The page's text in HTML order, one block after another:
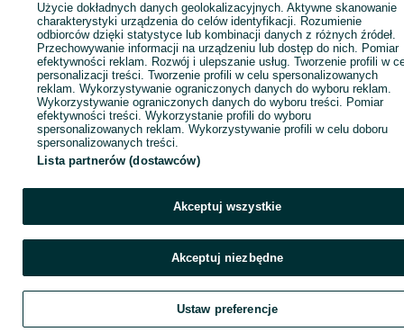
Użycie dokładnych danych geolokalizacyjnych. Aktywne skanowanie
charakterystyki urządzenia do celów identyfikacji. Rozumienie
odbiorców dzięki statystyce lub kombinacji danych z różnych źródeł.
Przechowywanie informacji na urządzeniu lub dostęp do nich. Pomiar
efektywności reklam. Rozwój i ulepszanie usług. Tworzenie profili w
personalizacji treści. Tworzenie profili w celu spersonalizowanych
reklam. Wykorzystywanie ograniczonych danych do wyboru reklam.
Wykorzystywanie ograniczonych danych do wyboru treści. Pomiar
efektywności treści. Wykorzystanie profili do wyboru
spersonalizowanych reklam. Wykorzystywanie profili w celu doboru
spersonalizowanych treści.
Lista partnerów (dostawców)
Akceptuj wszystkie
Akceptuj niezbędne
Ustaw preferencje